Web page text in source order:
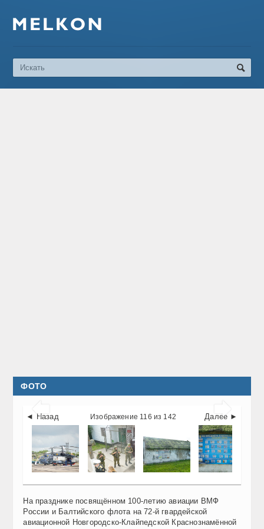
ФОТО
 
◄ Назад Далее ►
Изображение 116 из 142
На празднике посвящённом 100-летию авиации ВМФ
России и Балтийского флота на 72-й гвардейской
авиационной Новгородско-Клайпедской Краснознамённой